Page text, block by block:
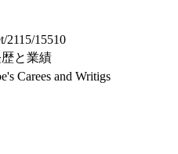
2115/15510
と業績
Carees and Writigs